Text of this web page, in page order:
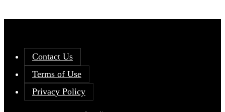
Contact Us
Terms of Use
Privacy Policy